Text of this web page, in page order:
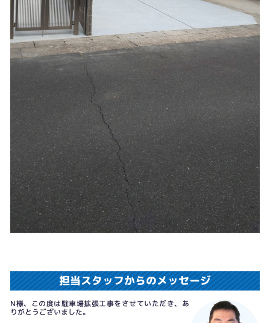
担当スタッフからのメッセージ
N様、この度は駐車場拡張工事をさせていただき、あ
りがとうございました。